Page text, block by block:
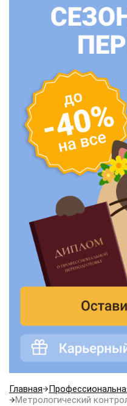
Главная
Метрологический